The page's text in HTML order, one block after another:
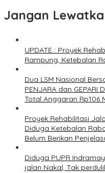
Jangan
UPDATE : Proyek
Rampung, Ketebalan
Dua LSM Nasional
PENJARA dan
Total Anggaran Rp106
Proyek Rehabilitasi
Diduga Ketebalan
Belum Berikan
Diduga PUPR
jalan Nakal, Tak